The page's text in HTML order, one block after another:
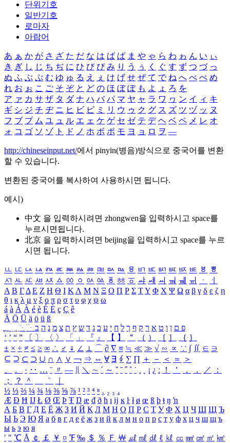
단위기호
일반기호
로마자
아랍어
あ ぁ か が さ ざ た だ な は ば ぱ ま や ゃ ら わ ゎ ん い ぃ
き ぎ し じ ち ぢ に ひ び ぴ み り う ぅ く ぐ す ず つ づ っ
ぬ ふ ぶ ぷ む ゆ ゅ る え ぇ け げ せ ぜ て で ね へ べ ぺ め
れ お ぉ こ ご そ ぞ と ど の ほ ぼ ぽ も よ ょ ろ を
ア ァ カ サ ザ タ ダ ナ ハ バ パ マ ヤ ャ ラ ワ ヮ ン イ ィ キ
ギ シ ジ チ ヂ ニ ヒ ビ ピ ミ リ ウ ゥ ク グ ス ズ ツ ヅ ッ ヌ
フ ブ プ ム ユ ュ ル エ ェ ケ ゲ セ ゼ テ デ ヘ ベ ペ メ レ オ
ォ コ ゴ ソ ゾ ト ド ノ ホ ボ ポ モ ヨ ョ ロ ヲ ―
http://chineseinput.net/에서 pinyin(병음)방식으로 중국어를 변환
할 수 있습니다.
변환된 중국어를 복사하여 사용하시면 됩니다.
예시)
中文 을 입력하시려면 zhongwen을 입력하시고 space를
누르시면됩니다.
北京 을 입력하시려면 beijing을 입력하시고 space를 누르
시면 됩니다.
ㅥ ㅦ ㅧ ㅨ ㅩ ㅪ ㅫ ㅬ ㅭ ㅮ ㅯ ㅰ ㅱ ㅲ ㅳ ㅴ ㅵ ㅶ ㅷ ㅸ
ㅹ
ㅺ ㅻ ㅼ ㅽ ㅾ ㅿ ㆀ ㆁ ㆂ ㆃ ㆄ ㆅ ㆆ ㆇ ㆈ ㆉ ㆊ ㆋ ㆌ ㆍ
ㆎ
Α Β ΓΔ Ε Ζ Η Θ Ι ΚΛ Μ Ν Ξ Ο Π Ρ Σ ΤΥ Φ Χ Ψ Ω α β γ δ ε ζ η
θ ι κ λ μ ν ξ ο π ρ σ τ υ φ χ ψ ω
á à Á À é è É È ç Ç ê
Ä Ö Ü ä ö ü ß
ִֶֹ ֻּ ׁׂ פ ם ן ו ט א ר ק ף ך ל ח י ע כ ג ד ש ץ ת צ מ נ ה ב
‘ ’ “ ” 〔 〕 〈 〉 「 」 『 』 【 】 ＂ （ ） ［ ］ ｛ ｝
± × ÷ ≠ ≤ ≥ ∞ ∴ ♂ ♀ ∠ ⊥ ⌒ ∂ ∇ ≡ ≒ ≪ ≫ √ ∽ ∝ ∵ ∫ ∬ ∈ ∋
⊆ ⊇ ⊂ ⊃ ∪ ∩ ∧ ∨ ￢ ⇒ ⇔ ∀ ∃ ∮ ∑ ∏ ＋ － ＜ ＝
＞
、
。 · ‥ … ¨ 〃 ― ＼ ∼ ´ ～ ˇ ˘ ˝ ˚ ˙ ¸ ¡ ¿ ː ！ ＇ ， ． ／
：
；
？ ＾ ｀
½ ⅓ ⅔ ¼ ¾ ⅛ ⅜ ⅝ ⅞ ¹ ² ³ ⁴ ⁿ ₁ ₂ ₃ ₄
Æ Ð Ħ Ĳ Ł Ø Œ Þ Ŧ Ŋ æ đ ð ħ ı ĳ ĸ ŀ ł ø œ ß þ ŧ ŋ ŉ
А Б В Г Д Е Ё Ж З И Й К Л М Н О П Р С Т У Ф Х Ц Ч Ш Щ Ъ
Ы Ь Э Ю Я а б в г д е ё ж з и й к л м н о п р с т у ф х ц ч ш щ ъ
ы ь э ю я
′ ″ ℃ Å ￠ ￡ ￥ ¤ ℉ ‰ ＄ ％ Ｆ ￦ ㎕ ㎖ ㎗ ℓ ㎘ ㏄ ㎣ ㎤ ㎥ ㎦